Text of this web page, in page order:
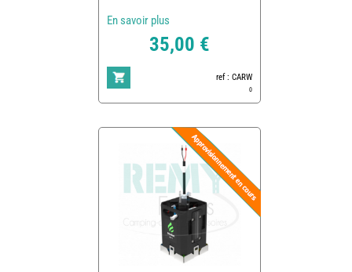
En savoir plus
35,00 €
ref : CARW
0